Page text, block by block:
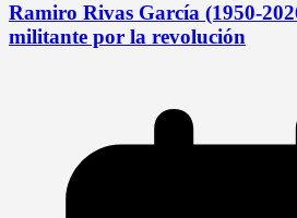
Ramiro Rivas García (1950-
militante por la revolución